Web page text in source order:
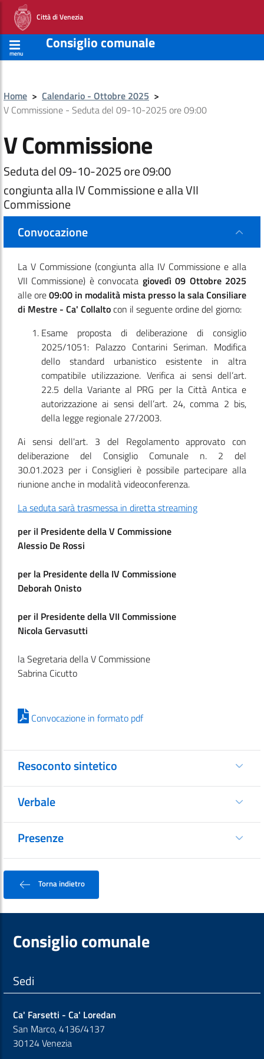
Città di Venezia
menu
Consiglio comunale
Home > Calendario - Ottobre 2025 >
V Commissione - Seduta del 09-10-2025 ore 09:00
V Commissione
Seduta del 09-10-2025 ore 09:00
congiunta alla IV Commissione e alla VII
Commissione
Convocazione
La V Commissione (congiunta alla IV Commissione e alla
VII Commissione) è convocata giovedì 09 Ottobre 2025
alle ore09:00 in modalità mista presso la sala Consiliare
di Mestre - Ca' Collaltocon il seguente ordine del giorno:
Esame proposta di deliberazione di consiglio
2025/1051: Palazzo Contarini Seriman. Modifica
dello standard urbanistico esistente in altra
compatibile utilizzazione. Verifica ai sensi dell’art.
22.5 della Variante al PRG per la Città Antica e
autorizzazione ai sensi dell’art. 24, comma 2 bis,
della legge regionale 27/2003.
Ai sensi dell'art. 3 del Regolamento approvato con
deliberazione del Consiglio Comunale n. 2 del
30.01.2023 per i Consiglieri è possibile partecipare alla
riunione anche in modalità videoconferenza.
La seduta sarà trasmessa in diretta streaming
per il Presidente della V Commissione
Alessio De Rossi
per la Presidente della IV Commissione
Deborah Onisto
per il Presidente della VII Commissione
Nicola Gervasutti
la Segretaria della V Commissione
Sabrina Cicutto
Convocazione in formato pdf
Resoconto sintetico
Verbale
Presenze
Torna indietro
Consiglio comunale
Sedi
Ca' Farsetti - Ca' Loredan
San Marco, 4136/4137
30124 Venezia